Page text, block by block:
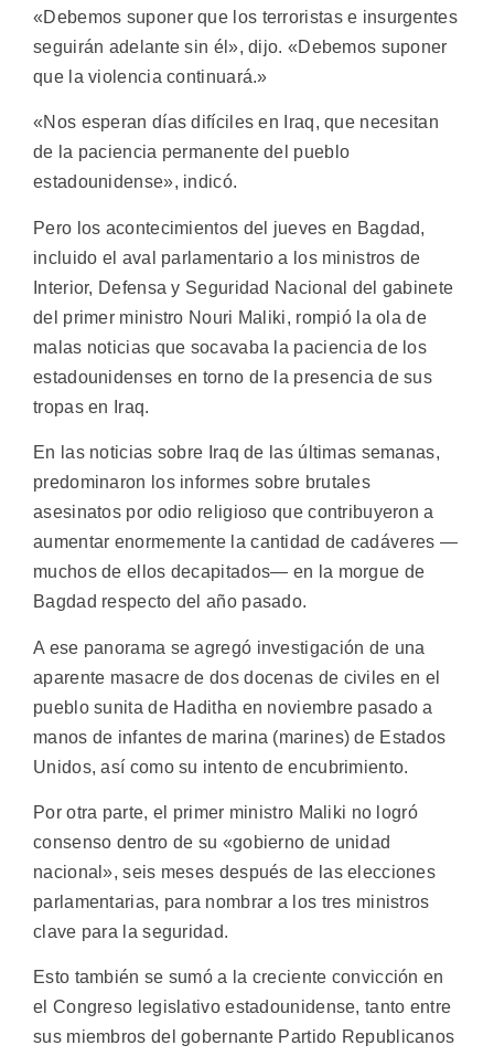
«Debemos suponer que los terroristas e insurgentes
seguirán adelante sin él», dijo. «Debemos suponer
que la violencia continuará.»
«Nos esperan días difíciles en Iraq, que necesitan
de la paciencia permanente del pueblo
estadounidense», indicó.
Pero los acontecimientos del jueves en Bagdad,
incluido el aval parlamentario a los ministros de
Interior, Defensa y Seguridad Nacional del gabinete
del primer ministro Nouri Maliki, rompió la ola de
malas noticias que socavaba la paciencia de los
estadounidenses en torno de la presencia de sus
tropas en Iraq.
En las noticias sobre Iraq de las últimas semanas,
predominaron los informes sobre brutales
asesinatos por odio religioso que contribuyeron a
aumentar enormemente la cantidad de cadáveres —
muchos de ellos decapitados— en la morgue de
Bagdad respecto del año pasado.
A ese panorama se agregó investigación de una
aparente masacre de dos docenas de civiles en el
pueblo sunita de Haditha en noviembre pasado a
manos de infantes de marina (marines) de Estados
Unidos, así como su intento de encubrimiento.
Por otra parte, el primer ministro Maliki no logró
consenso dentro de su «gobierno de unidad
nacional», seis meses después de las elecciones
parlamentarias, para nombrar a los tres ministros
clave para la seguridad.
Esto también se sumó a la creciente convicción en
el Congreso legislativo estadounidense, tanto entre
sus miembros del gobernante Partido Republicanos